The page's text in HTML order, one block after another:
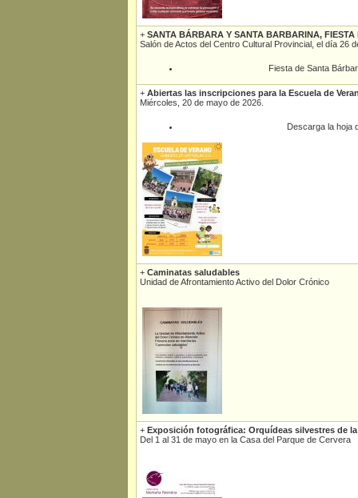
+ SANTA BÁRBARA Y SANTA BARBARINA,
Salón de Actos del Centro Cultural Provincial, el día 26
Fiesta de Santa
+ Abiertas las inscripciones para la Escuela de
Miércoles, 20 de mayo de 2026.
Descarga la hoja
+ Caminatas saludables
Unidad de Afrontamiento Activo del Dolor Crónico
+ Exposición fotográfica: Orquídeas silvestres de
Del 1 al 31 de mayo en la Casa del Parque de Cervera